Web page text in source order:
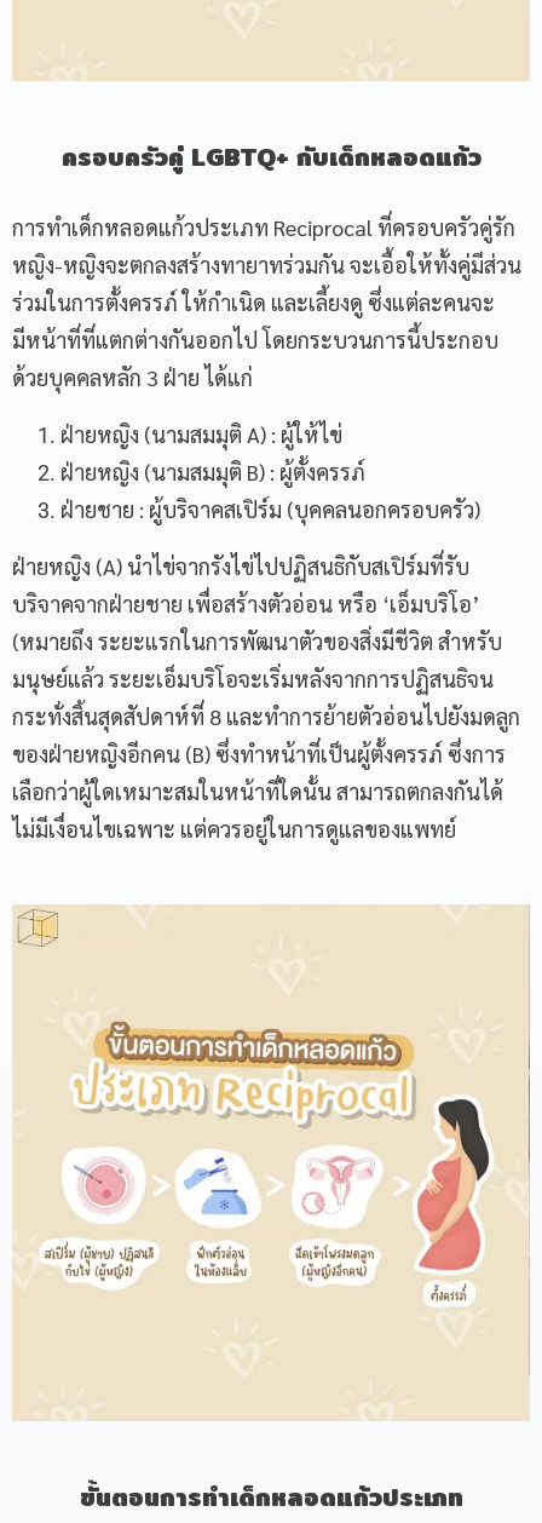
ครอบครัวคู่ LGBTQ+ กับเด็กหลอดแก้ว
การทำเด็กหลอดแก้วประเภท Reciprocal ที่ครอบครัวคู่รัก
หญิง-หญิงจะตกลงสร้างทายาทร่วมกัน จะเอื้อให้ทั้งคู่มีส่วน
ร่วมในการตั้งครรภ์ ให้กำเนิด และเลี้ยงดู ซึ่งแต่ละคนจะ
มีหน้าที่ที่แตกต่างกันออกไป โดยกระบวนการนี้ประกอบ
ด้วยบุคคลหลัก 3 ฝ่าย ได้แก่
ฝ่ายหญิง (นามสมมุติ A) : ผู้ให้ไข่
ฝ่ายหญิง (นามสมมุติ B) : ผู้ตั้งครรภ์
ฝ่ายชาย : ผู้บริจาคสเปิร์ม (บุคคลนอกครอบครัว)
ฝ่ายหญิง (A) นำไข่จากรังไข่ไปปฏิสนธิกับสเปิร์มที่รับ
บริจาคจากฝ่ายชาย เพื่อสร้างตัวอ่อน หรือ ‘เอ็มบริโอ’
(หมายถึง ระยะแรกในการพัฒนาตัวของสิ่งมีชีวิต สำหรับ
มนุษย์แล้ว ระยะเอ็มบริโอจะเริ่มหลังจากการปฏิสนธิจน
กระทั่งสิ้นสุดสัปดาห์ที่ 8 และทำการย้ายตัวอ่อนไปยังมดลูก
ของฝ่ายหญิงอีกคน (B) ซึ่งทำหน้าที่เป็นผู้ตั้งครรภ์ ซึ่งการ
เลือกว่าผู้ใดเหมาะสมในหน้าที่ใดนั้น สามารถตกลงกันได้
ไม่มีเงื่อนไขเฉพาะ แต่ควรอยู่ในการดูแลของแพทย์
ขั้นตอนการทำเด็กหลอดแก้วประเภท